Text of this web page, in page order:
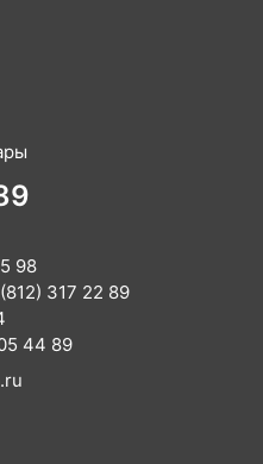
98
317 22 89
44 89